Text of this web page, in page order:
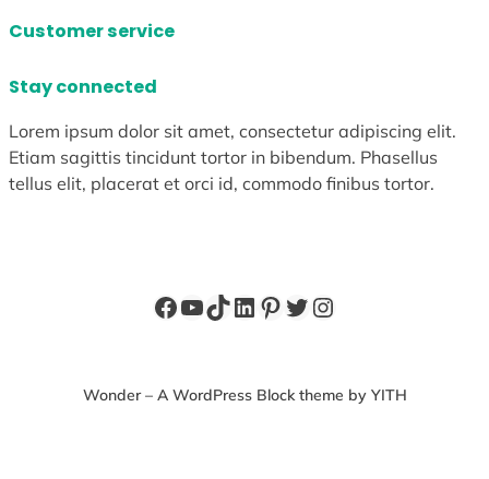
Customer service
Stay connected
Lorem ipsum dolor sit amet, consectetur adipiscing elit.
Etiam sagittis tincidunt tortor in bibendum. Phasellus
tellus elit, placerat et orci id, commodo finibus tortor.
Facebook
YouTube
TikTok
LinkedIn
Pinterest
X Instagram
Wonder – A WordPress Block theme by YITH